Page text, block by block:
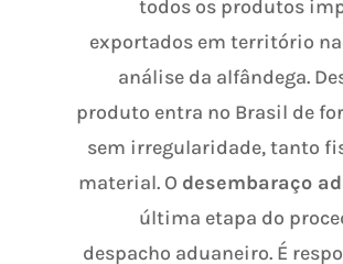
todos os produtos
exportados em território
análise da alfândega.
produto entra no Brasil de
sem irregularidade, tanto
material. O desembaraço
última etapa do
despacho aduaneiro. É